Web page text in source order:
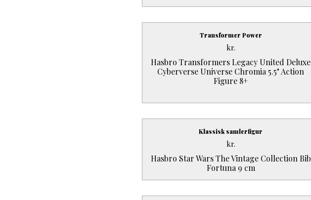
Transformer Power
Hasbro Transformers Legacy United Deluxe
Cyberverse Universe Chromia 5.5" Action
Figure 8+
kr.
Klassisk samlerfigur
Hasbro Star Wars The Vintage Collection Bib
Fortuna 9 cm
kr.